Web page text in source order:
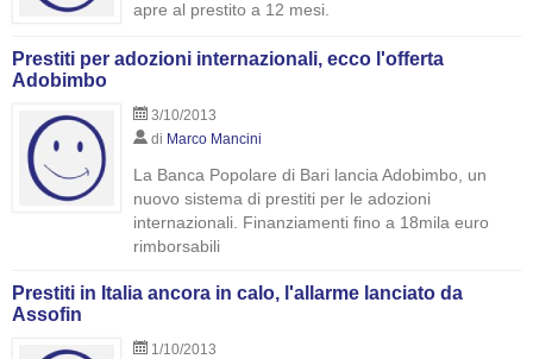
apre al prestito a 12 mesi.
Prestiti per adozioni internazionali, ecco l'offerta
Adobimbo
3/10/2013
di Marco Mancini
La Banca Popolare di Bari lancia Adobimbo, un
nuovo sistema di prestiti per le adozioni
internazionali. Finanziamenti fino a 18mila euro
rimborsabili
Prestiti in Italia ancora in calo, l'allarme lanciato da
Assofin
1/10/2013